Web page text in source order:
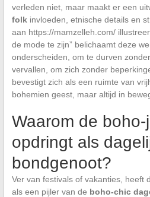
verleden niet, maar maakt er een
folkinvloeden, etnische details en
aan https://mamzelleh.com/
de mode te zijn” belichaamt deze
onderscheiden, om te durven
vervallen, om zich zonder
bevestigt zich als een ruimte van
bohemien geest, maar altijd in
Waarom de boho-
opdringt als
bondgenoot?
Ver van festivals of vakanties, heeft
als een pijler van de boho-chic